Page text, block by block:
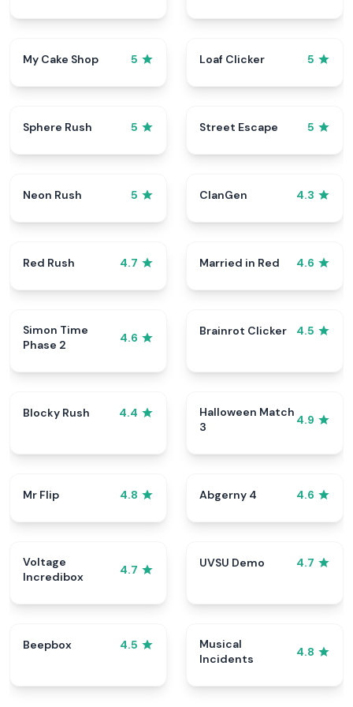
My Cake Shop 5 Loaf Clicker 5
Sphere Rush 5 Street Escape 5
Neon Rush 5 ClanGen 4.3
Red Rush 4.7 Married in Red 4.6
Simon Time
Phase 2
4.6
Brainrot Clicker 4.5
Blocky Rush 4.4
Halloween Match
3
4.9
Mr Flip 4.8 Abgerny 4 4.6
Voltage
Incredibox
4.7
UVSU Demo 4.7
Beepbox 4.5
Musical
Incidents
4.8